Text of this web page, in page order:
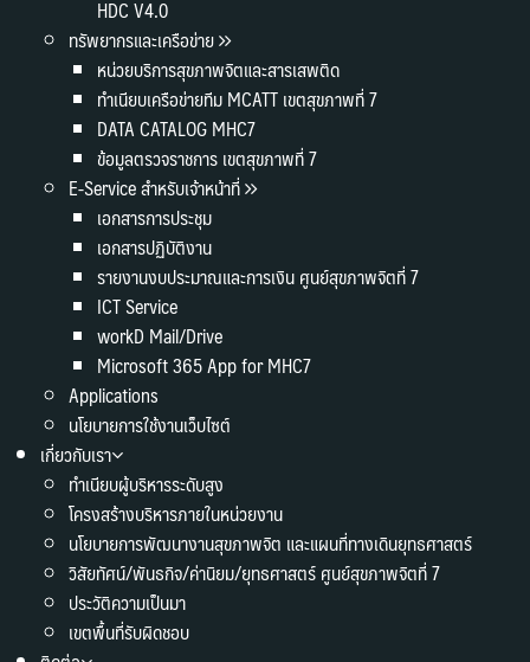
HDC V4.0
ทรัพยากรและเครือข่าย
หน่วยบริการสุขภาพจิตและสารเสพติด
ทำเนียบเครือข่ายทีม MCATT เขตสุขภาพที่ 7
DATA CATALOG MHC7
ข้อมูลตรวจราชการ เขตสุขภาพที่ 7
E-Service สำหรับเจ้าหน้าที่
เอกสารการประชุม
เอกสารปฏิบัติงาน
รายงานงบประมาณและการเงิน ศูนย์สุขภาพจิตที่ 7
ICT Service
workD Mail/Drive
Microsoft 365 App for MHC7
Applications
นโยบายการใช้งานเว็บไซต์
เกี่ยวกับเรา
ทำเนียบผู้บริหารระดับสูง
โครงสร้างบริหารภายในหน่วยงาน
นโยบายการพัฒนางานสุขภาพจิต และแผนที่ทางเดินยุทธศาสตร์
วิสัยทัศน์/พันธกิจ/ค่านิยม/ยุทธศาสตร์ ศูนย์สุขภาพจิตที่ 7
ประวัติความเป็นมา
เขตพื้นที่รับผิดชอบ